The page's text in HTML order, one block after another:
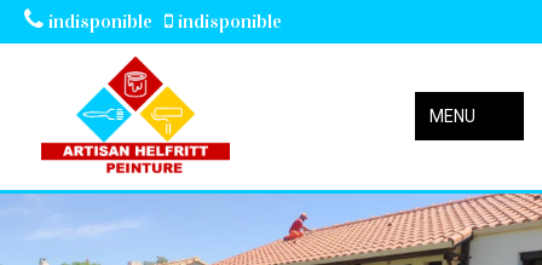
indisponible indisponible
MENU